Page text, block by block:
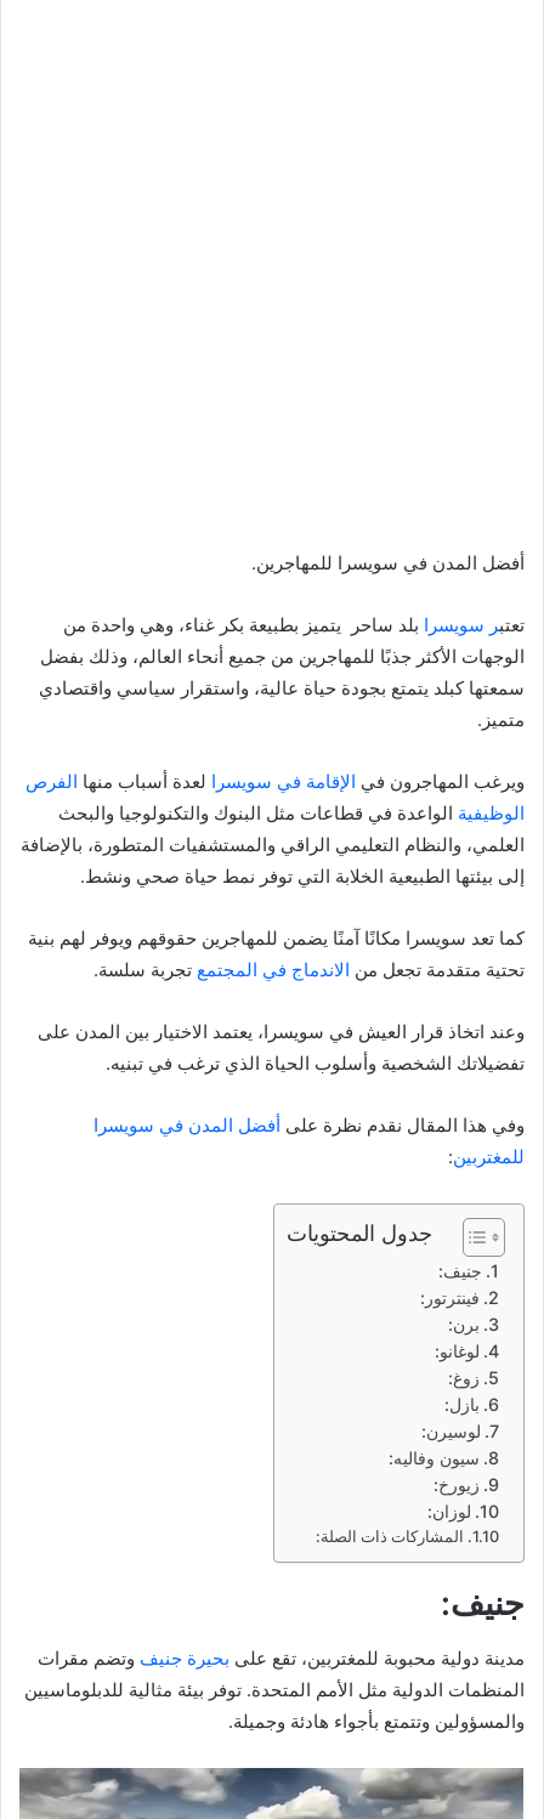
أفضل المدن في سويسرا للمهاجرين.
تعتبر سويسرا بلد ساحر يتميز بطبيعة بكر غناء، وهي واحدة من
الوجهات الأكثر جذبًا للمهاجرين من جميع أنحاء العالم، وذلك بفضل
سمعتها كبلد يتمتع بجودة حياة عالية، واستقرار سياسي واقتصادي
متميز.
ويرغب المهاجرون في الإقامة في سويسرا لعدة أسباب منها الفرص
الوظيفية الواعدة في قطاعات مثل البنوك والتكنولوجيا والبحث
العلمي، والنظام التعليمي الراقي والمستشفيات المتطورة، بالإضافة
إلى بيئتها الطبيعية الخلابة التي توفر نمط حياة صحي ونشط.
كما تعد سويسرا مكانًا آمنًا يضمن للمهاجرين حقوقهم ويوفر لهم بنية
تحتية متقدمة تجعل من الاندماج في المجتمع تجربة سلسة.
وعند اتخاذ قرار العيش في سويسرا، يعتمد الاختيار بين المدن على
تفضيلاتك الشخصية وأسلوب الحياة الذي ترغب في تبنيه.
وفي هذا المقال نقدم نظرة على أفضل المدن في سويسرا
للمغتربين:
جدول المحتويات
جنيف:
فينترتور:
برن:
لوغانو:
زوغ:
بازل:
لوسيرن:
سيون وفاليه:
زيورخ:
لوزان:
المشاركات ذات الصلة:
جنيف:
مدينة دولية محبوبة للمغتربين، تقع على بحيرة جنيف وتضم مقرات
المنظمات الدولية مثل الأمم المتحدة. توفر بيئة مثالية للدبلوماسيين
والمسؤولين وتتمتع بأجواء هادئة وجميلة.